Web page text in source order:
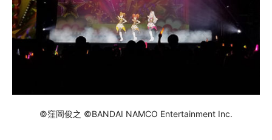
©窪岡俊之 ©BANDAI NAMCO Entertainment Inc.